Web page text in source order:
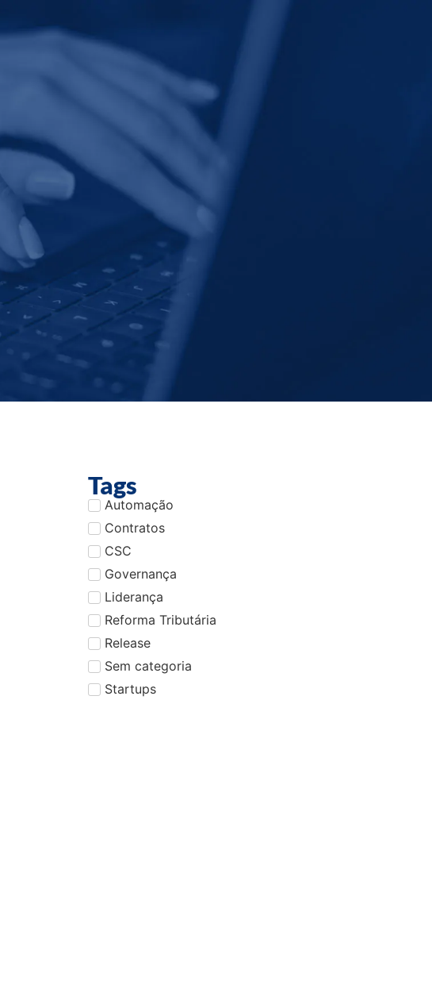
Tags
Automação
Contratos
CSC
Governança
Liderança
Reforma Tributária
Release
Sem categoria
Startups